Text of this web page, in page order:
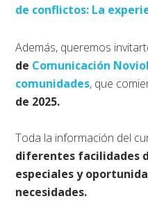
de conflictos: La
Además, queremos
de Comunicación
comunidades, que
de 2025.
Toda la información del
diferentes facilidades
especiales y
necesidades.